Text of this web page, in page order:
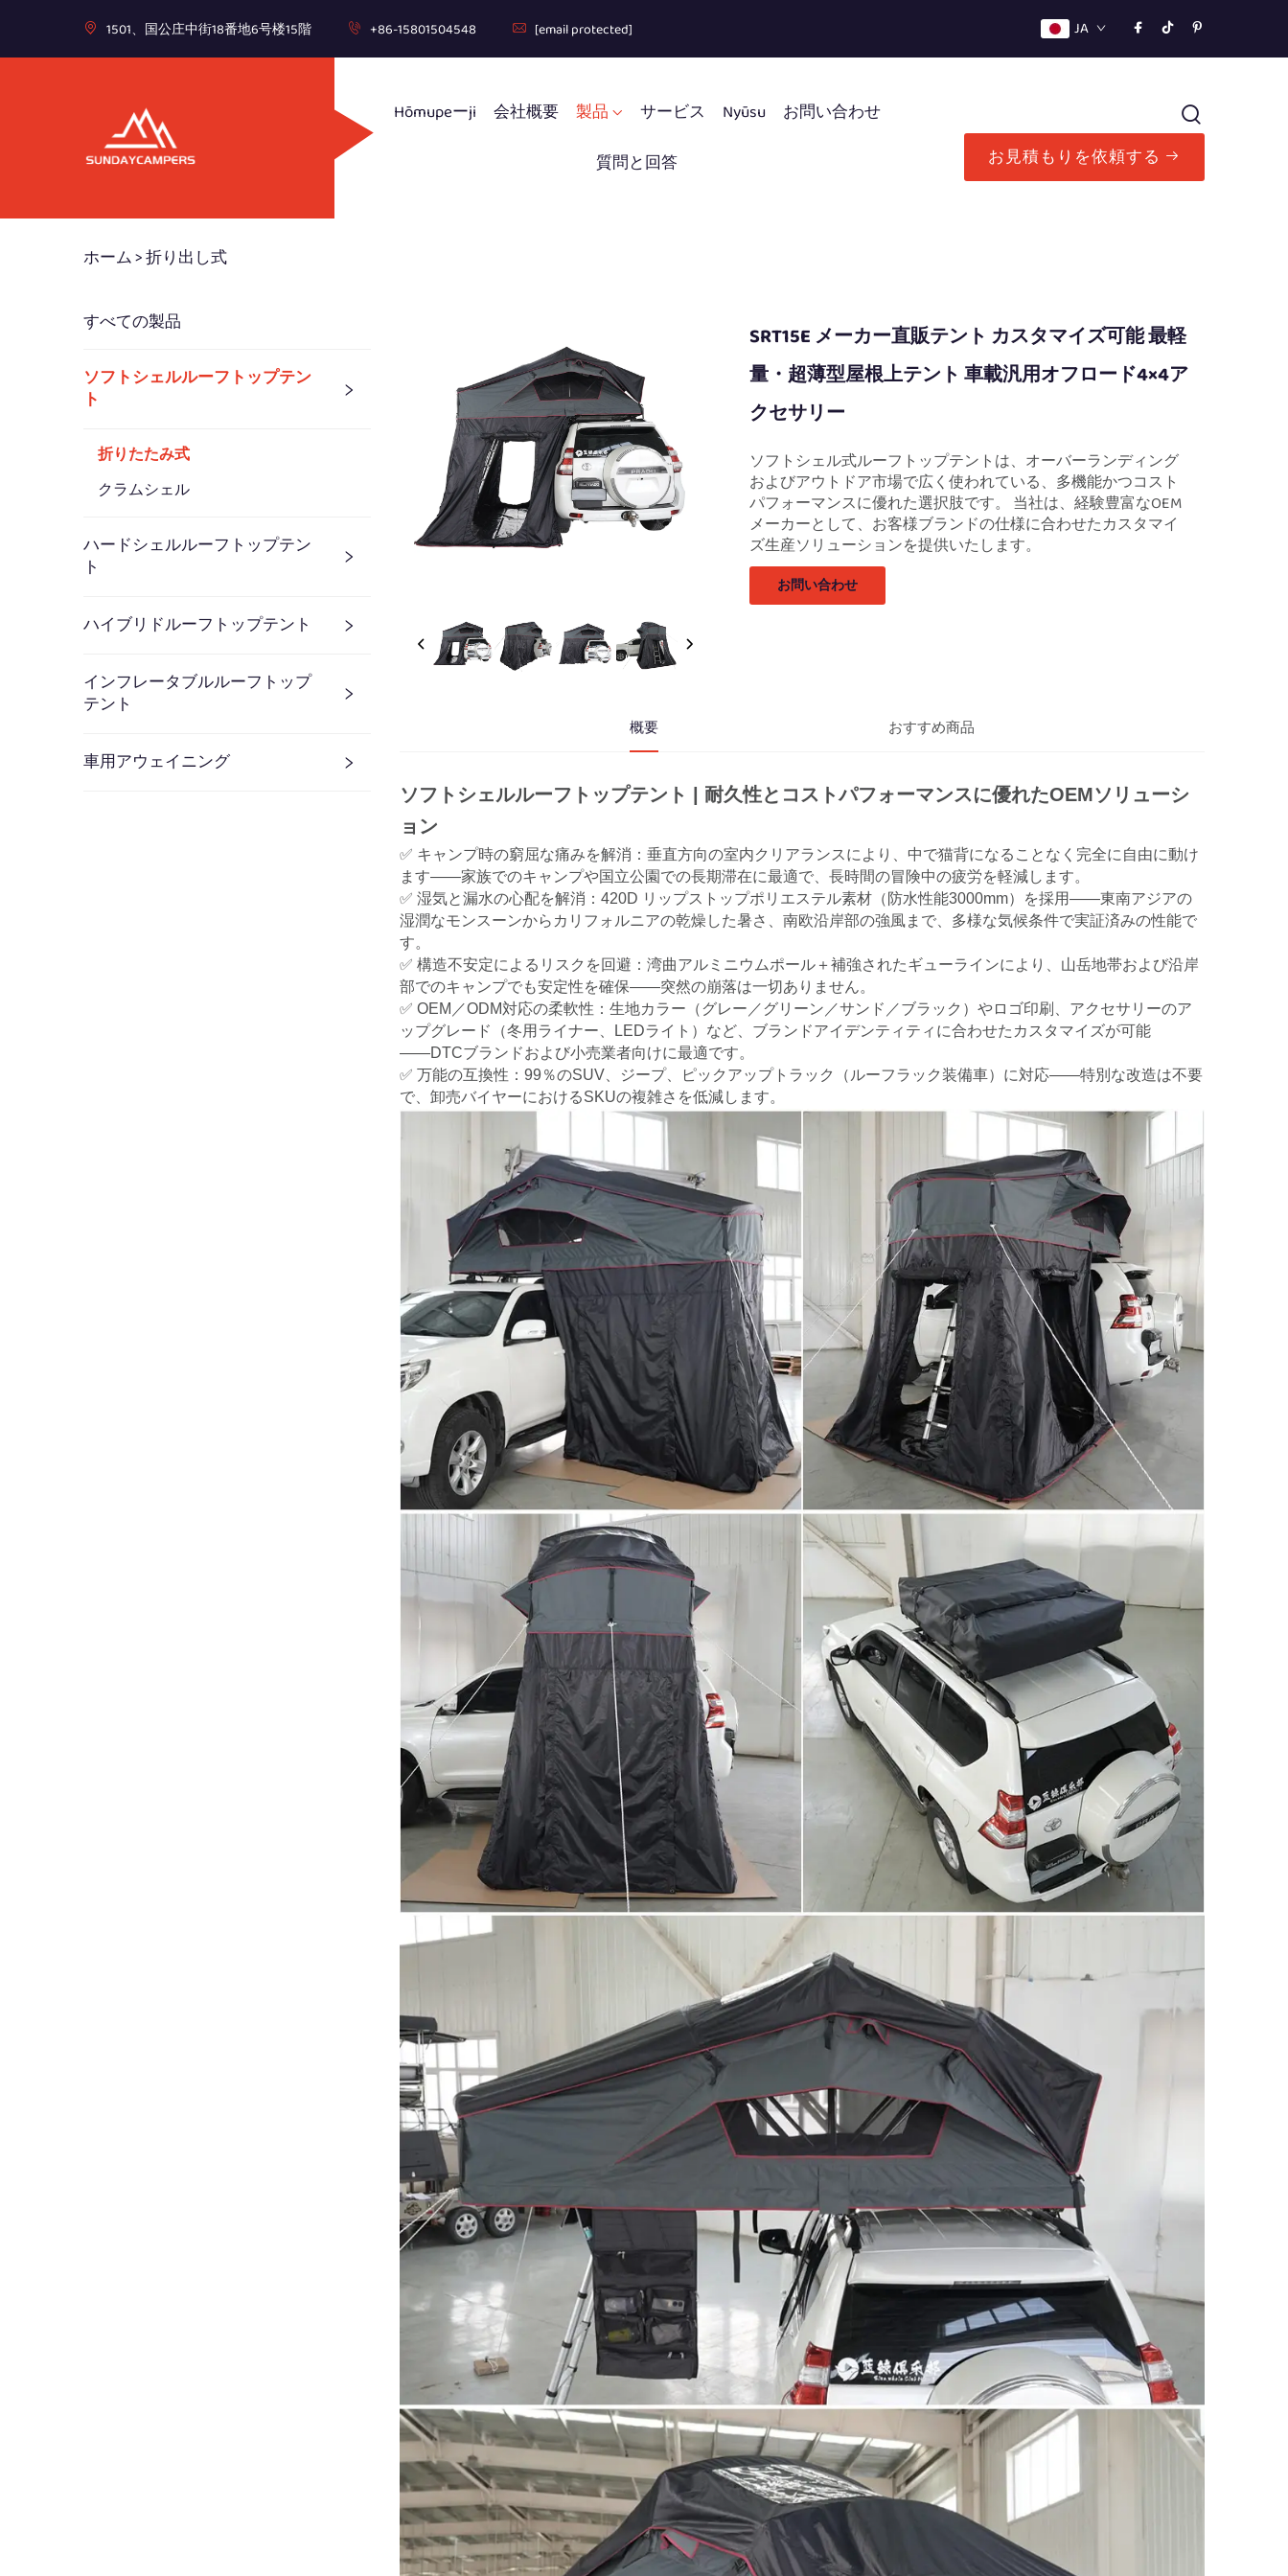
1501、国公庄中街18番地6号楼15階 +86-15801504548 [email protected] JA
Hōmupeーji 会社概要 製品 サービス Nyūsu
お問い合わせ
質問と回答
お見積もりを依頼する
ホーム >折り出し式
すべての製品
ソフトシェルルーフトップテン
ト
折りたたみ式
クラムシェル
ハードシェルルーフトップテン
ト
ハイブリドルーフトップテント
インフレータブルルーフトップ
テント
車用アウェイニング
SRT15E メーカー直販テント カスタマイズ可能 最軽
量・超薄型屋根上テント 車載汎用オフロード4×4ア
クセサリー
ソフトシェル式ルーフトップテントは、オーバーランディング
およびアウトドア市場で広く使われている、多機能かつコスト
パフォーマンスに優れた選択肢です。 当社は、経験豊富なOEM
メーカーとして、お客様ブランドの仕様に合わせたカスタマイ
ズ生産ソリューションを提供いたします。
お問い合わせ
概要 おすすめ商品
ソフトシェルルーフトップテント | 耐久性とコストパフォーマンスに優れたOEMソリューシ
ョン
✅ キャンプ時の窮屈な痛みを解消：垂直方向の室内クリアランスにより、中で猫背になることなく完全に自由に動け
ます――家族でのキャンプや国立公園での長期滞在に最適で、長時間の冒険中の疲労を軽減します。
✅ 湿気と漏水の心配を解消：420D リップストップポリエステル素材（防水性能3000mm）を採用――東南アジアの
湿潤なモンスーンからカリフォルニアの乾燥した暑さ、南欧沿岸部の強風まで、多様な気候条件で実証済みの性能で
す。
✅ 構造不安定によるリスクを回避：湾曲アルミニウムポール＋補強されたギューラインにより、山岳地帯および沿岸
部でのキャンプでも安定性を確保――突然の崩落は一切ありません。
✅ OEM／ODM対応の柔軟性：生地カラー（グレー／グリーン／サンド／ブラック）やロゴ印刷、アクセサリーのア
ップグレード（冬用ライナー、LEDライト）など、ブランドアイデンティティに合わせたカスタマイズが可能
――DTCブランドおよび小売業者向けに最適です。
✅ 万能の互換性：99％のSUV、ジープ、ピックアップトラック（ルーフラック装備車）に対応――特別な改造は不要
で、卸売バイヤーにおけるSKUの複雑さを低減します。